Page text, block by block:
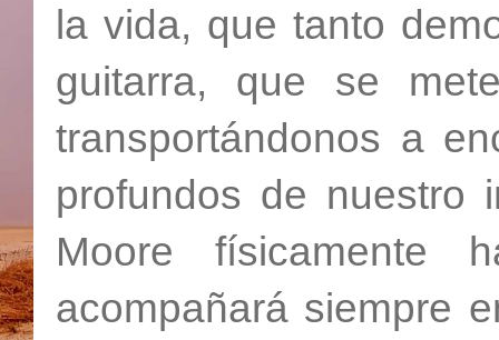
la vida, que tanto
guitarra, que se
transportándonos a
profundos de nuestro
Moore
acompañará siempre